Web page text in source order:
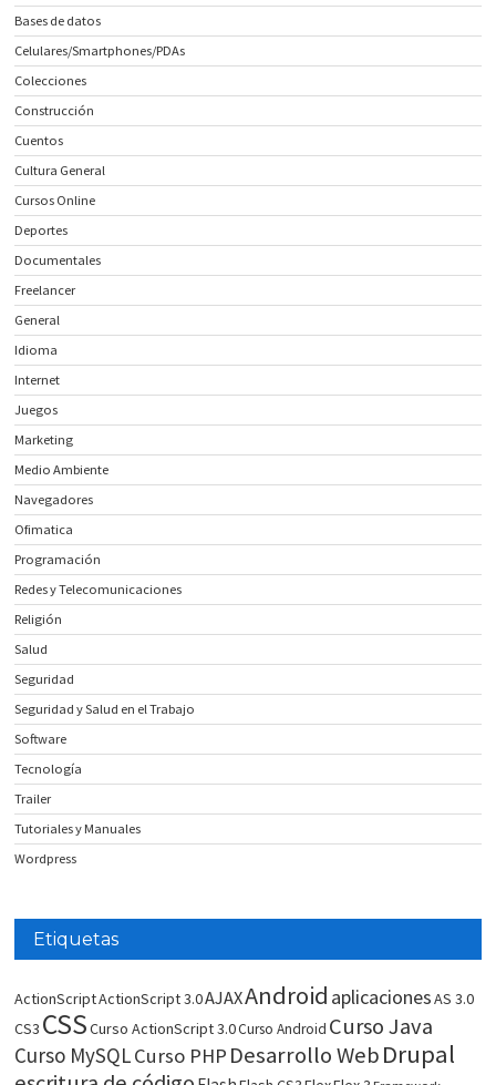
Bases de datos
Celulares/Smartphones/PDAs
Colecciones
Construcción
Cuentos
Cultura General
Cursos Online
Deportes
Documentales
Freelancer
General
Idioma
Internet
Juegos
Marketing
Medio Ambiente
Navegadores
Ofimatica
Programación
Redes y Telecomunicaciones
Religión
Salud
Seguridad
Seguridad y Salud en el Trabajo
Software
Tecnología
Trailer
Tutoriales y Manuales
Wordpress
Etiquetas
ActionScriptActionScript 3.0AJAXAndroid aplicacionesAS 3.0
CS3 CSSCurso ActionScript 3.0Curso Android Curso Java
Curso MySQLCurso PHP Desarrollo WebDrupal